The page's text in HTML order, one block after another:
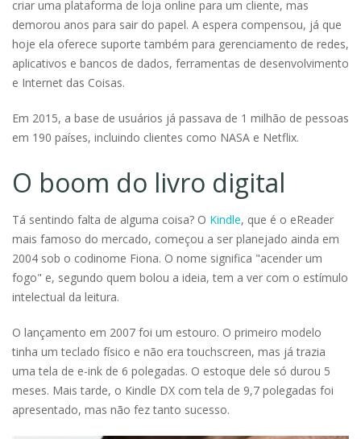
criar uma plataforma de loja online para um cliente, mas
demorou anos para sair do papel. A espera compensou, já que
hoje ela oferece suporte também para gerenciamento de redes,
aplicativos e bancos de dados, ferramentas de desenvolvimento
e Internet das Coisas.
Em 2015, a base de usuários já passava de 1 milhão de pessoas
em 190 países, incluindo clientes como NASA e Netflix.
O boom do livro digital
Tá sentindo falta de alguma coisa? O Kindle, que é o eReader
mais famoso do mercado, começou a ser planejado ainda em
2004 sob o codinome Fiona. O nome significa "acender um
fogo" e, segundo quem bolou a ideia, tem a ver com o estímulo
intelectual da leitura.
O lançamento em 2007 foi um estouro. O primeiro modelo
tinha um teclado físico e não era touchscreen, mas já trazia
uma tela de e-ink de 6 polegadas. O estoque dele só durou 5
meses. Mais tarde, o Kindle DX com tela de 9,7 polegadas foi
apresentado, mas não fez tanto sucesso.